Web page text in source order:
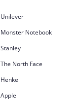
Unilever
Monster Notebook
Stanley
The North Face
Henkel
Apple